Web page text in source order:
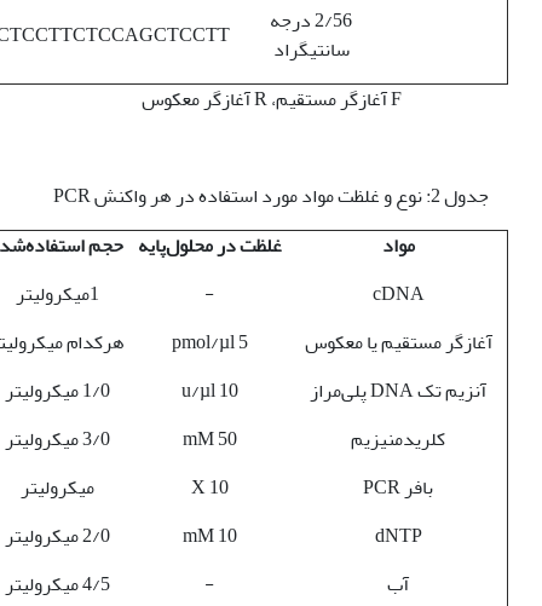
2/56 درجه
سانتی‏گراد
F آغازگر مستقیم، R آغازگر معکوس
جدول 2: نوع و غلظت مواد مورد استفاده در هر واکنش PCR
مواد
غلظت در محلول‌پایه حجم
cDNA
-
1میکرولیتر
آغازگر مستقیم یا معکوس
pmol/µl 5
هرکدام
آنزیم تک DNA پلی‌مراز
u/µl 10
1/0 میکرولیتر
کلرید‌منیزیم
mM 50
3/0 میکرولیتر
بافر PCR
X 10
میکرولیتر
dNTP
mM 10
2/0 میکرولیتر
آب
-
4/5 میکرولیتر